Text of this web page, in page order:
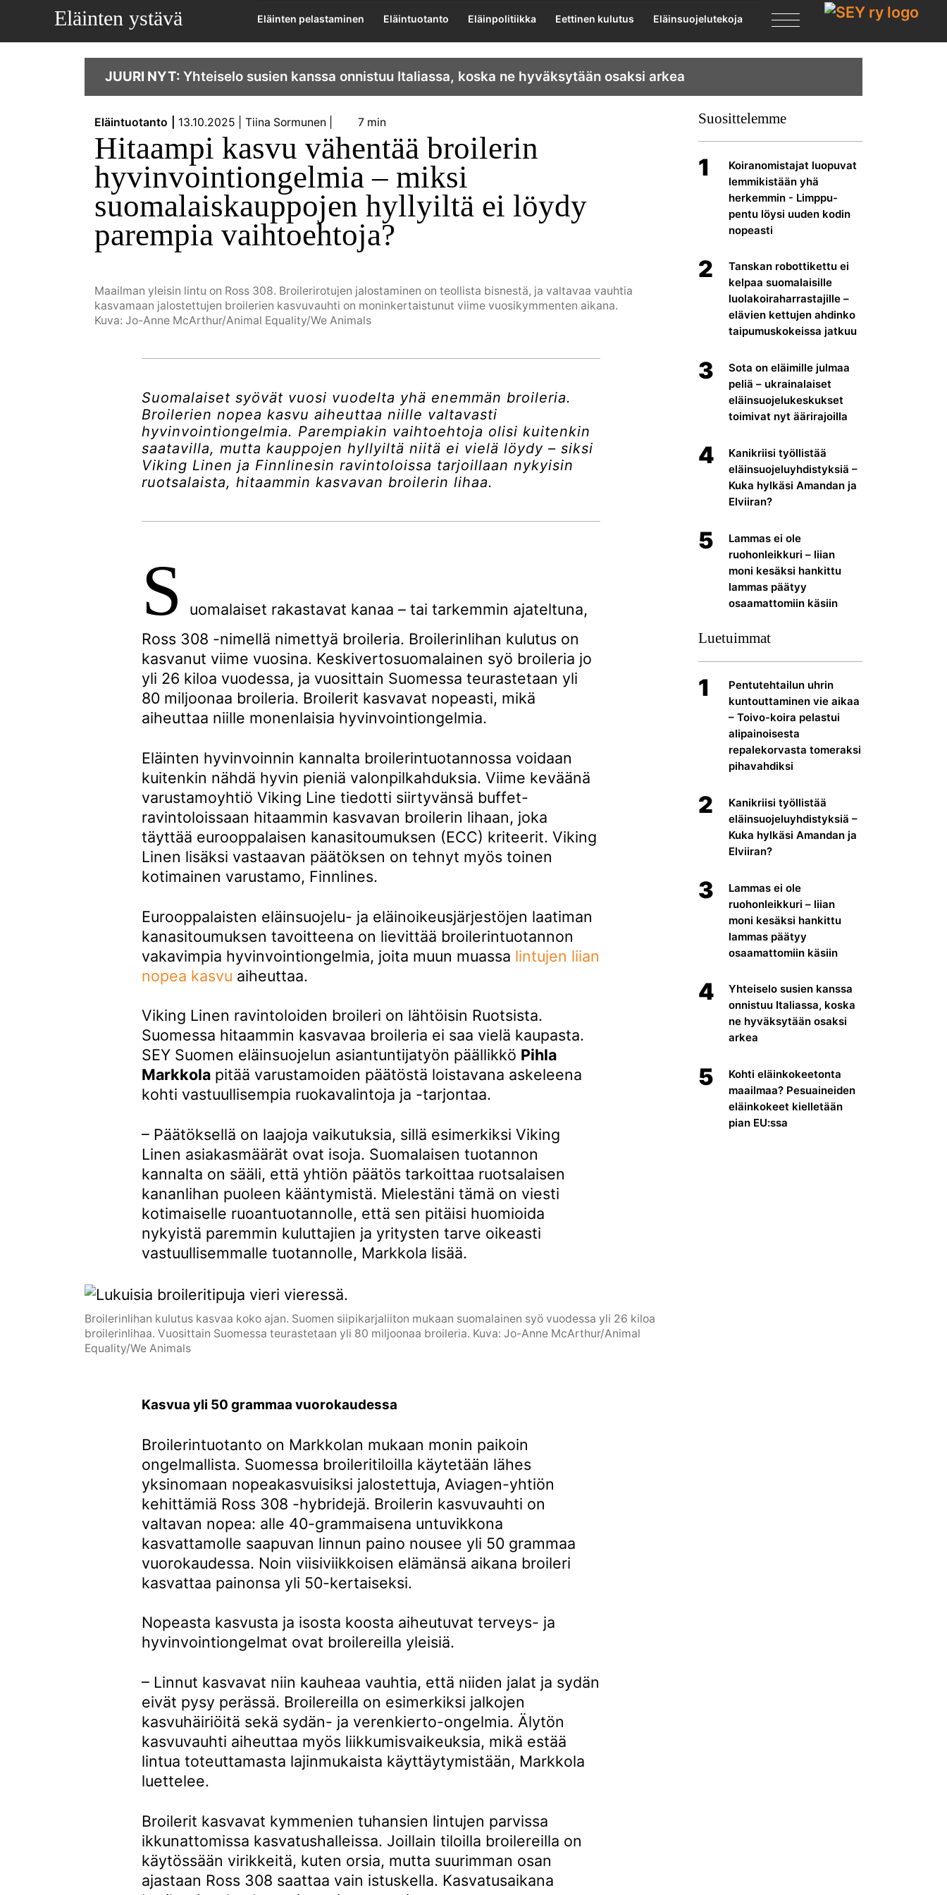
Eläinten ystävä Eläinten pelastaminen Eläintuotanto Eläinpolitiikka Eettinen kulutus Eläinsuojelutekoja
JUURI NYT: Yhteiselo susien kanssa onnistuu Italiassa, koska ne hyväksytään osaksi arkea
Eläintuotanto 13.10.2025 Tiina Sormunen 7 min
Hitaampi kasvu vähentää broilerin
hyvinvointiongelmia – miksi
suomalaiskauppojen hyllyiltä ei löydy
parempia vaihtoehtoja?
Maailman yleisin lintu on Ross 308. Broilerirotujen jalostaminen on teollista bisnestä, ja valtavaa vauhtia
kasvamaan jalostettujen broilerien kasvuvauhti on moninkertaistunut viime vuosikymmenten aikana.
Kuva: Jo-Anne McArthur/Animal Equality/We Animals
Suomalaiset syövät vuosi vuodelta yhä enemmän broileria.
Broilerien nopea kasvu aiheuttaa niille valtavasti
hyvinvointiongelmia. Parempiakin vaihtoehtoja olisi kuitenkin
saatavilla, mutta kauppojen hyllyiltä niitä ei vielä löydy – siksi
Viking Linen ja Finnlinesin ravintoloissa tarjoillaan nykyisin
ruotsalaista, hitaammin kasvavan broilerin lihaa.
S
uomalaiset rakastavat kanaa – tai tarkemmin ajateltuna,
Ross 308 -nimellä nimettyä broileria. Broilerinlihan kulutus on
kasvanut viime vuosina. Keskivertosuomalainen syö broileria jo
yli 26 kiloa vuodessa, ja vuosittain Suomessa teurastetaan yli
80 miljoonaa broileria. Broilerit kasvavat nopeasti, mikä
aiheuttaa niille monenlaisia hyvinvointiongelmia.
Eläinten hyvinvoinnin kannalta broilerintuotannossa voidaan
kuitenkin nähdä hyvin pieniä valonpilkahduksia. Viime keväänä
varustamoyhtiö Viking Line tiedotti siirtyvänsä buffet-
ravintoloissaan hitaammin kasvavan broilerin lihaan, joka
täyttää eurooppalaisen kanasitoumuksen (ECC) kriteerit. Viking
Linen lisäksi vastaavan päätöksen on tehnyt myös toinen
kotimainen varustamo, Finnlines.
Eurooppalaisten eläinsuojelu- ja eläinoikeusjärjestöjen laatiman
kanasitoumuksen tavoitteena on lievittää broilerintuotannon
vakavimpia hyvinvointiongelmia, joita muun muassa lintujen liian
nopea kasvu aiheuttaa.
Viking Linen ravintoloiden broileri on lähtöisin Ruotsista.
Suomessa hitaammin kasvavaa broileria ei saa vielä kaupasta.
SEY Suomen eläinsuojelun asiantuntijatyön päällikkö Pihla
Markkola pitää varustamoiden päätöstä loistavana askeleena
kohti vastuullisempia ruokavalintoja ja -tarjontaa.
– Päätöksellä on laajoja vaikutuksia, sillä esimerkiksi Viking
Linen asiakasmäärät ovat isoja. Suomalaisen tuotannon
kannalta on sääli, että yhtiön päätös tarkoittaa ruotsalaisen
kananlihan puoleen kääntymistä. Mielestäni tämä on viesti
kotimaiselle ruoantuotannolle, että sen pitäisi huomioida
nykyistä paremmin kuluttajien ja yritysten tarve oikeasti
vastuullisemmalle tuotannolle, Markkola lisää.
Broilerinlihan kulutus kasvaa koko ajan. Suomen siipikarjaliiton mukaan suomalainen syö vuodessa yli 26 kiloa
broilerinlihaa. Vuosittain Suomessa teurastetaan yli 80 miljoonaa broileria. Kuva: Jo-Anne McArthur/Animal
Equality/We Animals
Kasvua yli 50 grammaa vuorokaudessa
Broilerintuotanto on Markkolan mukaan monin paikoin
ongelmallista. Suomessa broileritiloilla käytetään lähes
yksinomaan nopeakasvuisiksi jalostettuja, Aviagen-yhtiön
kehittämiä Ross 308 -hybridejä. Broilerin kasvuvauhti on
valtavan nopea: alle 40-grammaisena untuvikkona
kasvattamolle saapuvan linnun paino nousee yli 50 grammaa
vuorokaudessa. Noin viisiviikkoisen elämänsä aikana broileri
kasvattaa painonsa yli 50-kertaiseksi.
Nopeasta kasvusta ja isosta koosta aiheutuvat terveys- ja
hyvinvointiongelmat ovat broilereilla yleisiä.
– Linnut kasvavat niin kauheaa vauhtia, että niiden jalat ja sydän
eivät pysy perässä. Broilereilla on esimerkiksi jalkojen
kasvuhäiriöitä sekä sydän- ja verenkierto-ongelmia. Älytön
kasvuvauhti aiheuttaa myös liikkumisvaikeuksia, mikä estää
lintua toteuttamasta lajinmukaista käyttäytymistään, Markkola
luettelee.
Broilerit kasvavat kymmenien tuhansien lintujen parvissa
ikkunattomissa kasvatushalleissa. Joillain tiloilla broilereilla on
käytössään virikkeitä, kuten orsia, mutta suurimman osan
ajastaan Ross 308 saattaa vain istuskella. Kasvatusaikana
Suosittelemme
1
Koiranomistajat luopuvat
lemmikistään yhä
herkemmin - Limppu-
pentu löysi uuden kodin
nopeasti
2
Tanskan robottikettu ei
kelpaa suomalaisille
luolakoiraharrastajille –
elävien kettujen ahdinko
taipumuskokeissa jatkuu
3
Sota on eläimille julmaa
peliä – ukrainalaiset
eläinsuojelukeskukset
toimivat nyt äärirajoilla
4
Kanikriisi työllistää
eläinsuojeluyhdistyksiä –
Kuka hylkäsi Amandan ja
Elviiran?
5
Lammas ei ole
ruohonleikkuri – liian
moni kesäksi hankittu
lammas päätyy
osaamattomiin käsiin
Luetuimmat
1
Pentutehtailun uhrin
kuntouttaminen vie aikaa
– Toivo-koira pelastui
alipainoisesta
repalekorvasta tomeraksi
pihavahdiksi
2
Kanikriisi työllistää
eläinsuojeluyhdistyksiä –
Kuka hylkäsi Amandan ja
Elviiran?
3
Lammas ei ole
ruohonleikkuri – liian
moni kesäksi hankittu
lammas päätyy
osaamattomiin käsiin
4
Yhteiselo susien kanssa
onnistuu Italiassa, koska
ne hyväksytään osaksi
arkea
5
Kohti eläinkokeetonta
maailmaa? Pesuaineiden
eläinkokeet kielletään
pian EU:ssa